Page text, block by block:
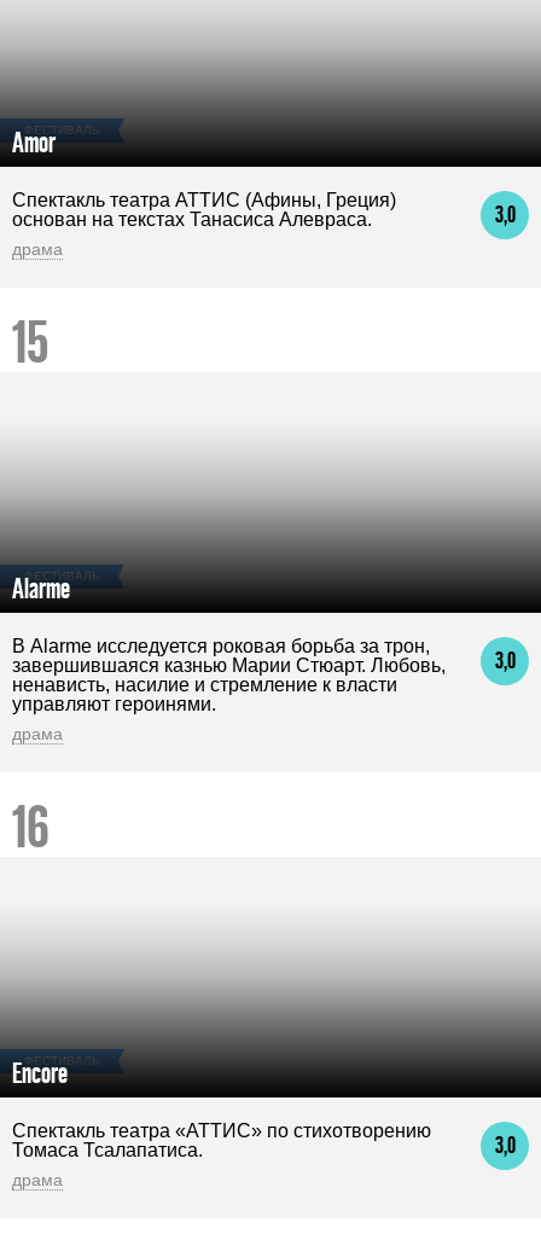
ФЕСТИВАЛЬ
Amor
3,0
Спектакль театра АТТИС (Афины, Греция)
основан на текстах Танасиса Алевраса.
драма
ФЕСТИВАЛЬ
Alarme
3,0
В Alarme исследуется роковая борьба за трон,
завершившаяся казнью Марии Стюарт. Любовь,
ненависть, насилие и стремление к власти
управляют героинями.
драма
ФЕСТИВАЛЬ
Encore
3,0
Спектакль театра «АТТИС» по стихотворению
Томаса Тсалапатиса.
драма